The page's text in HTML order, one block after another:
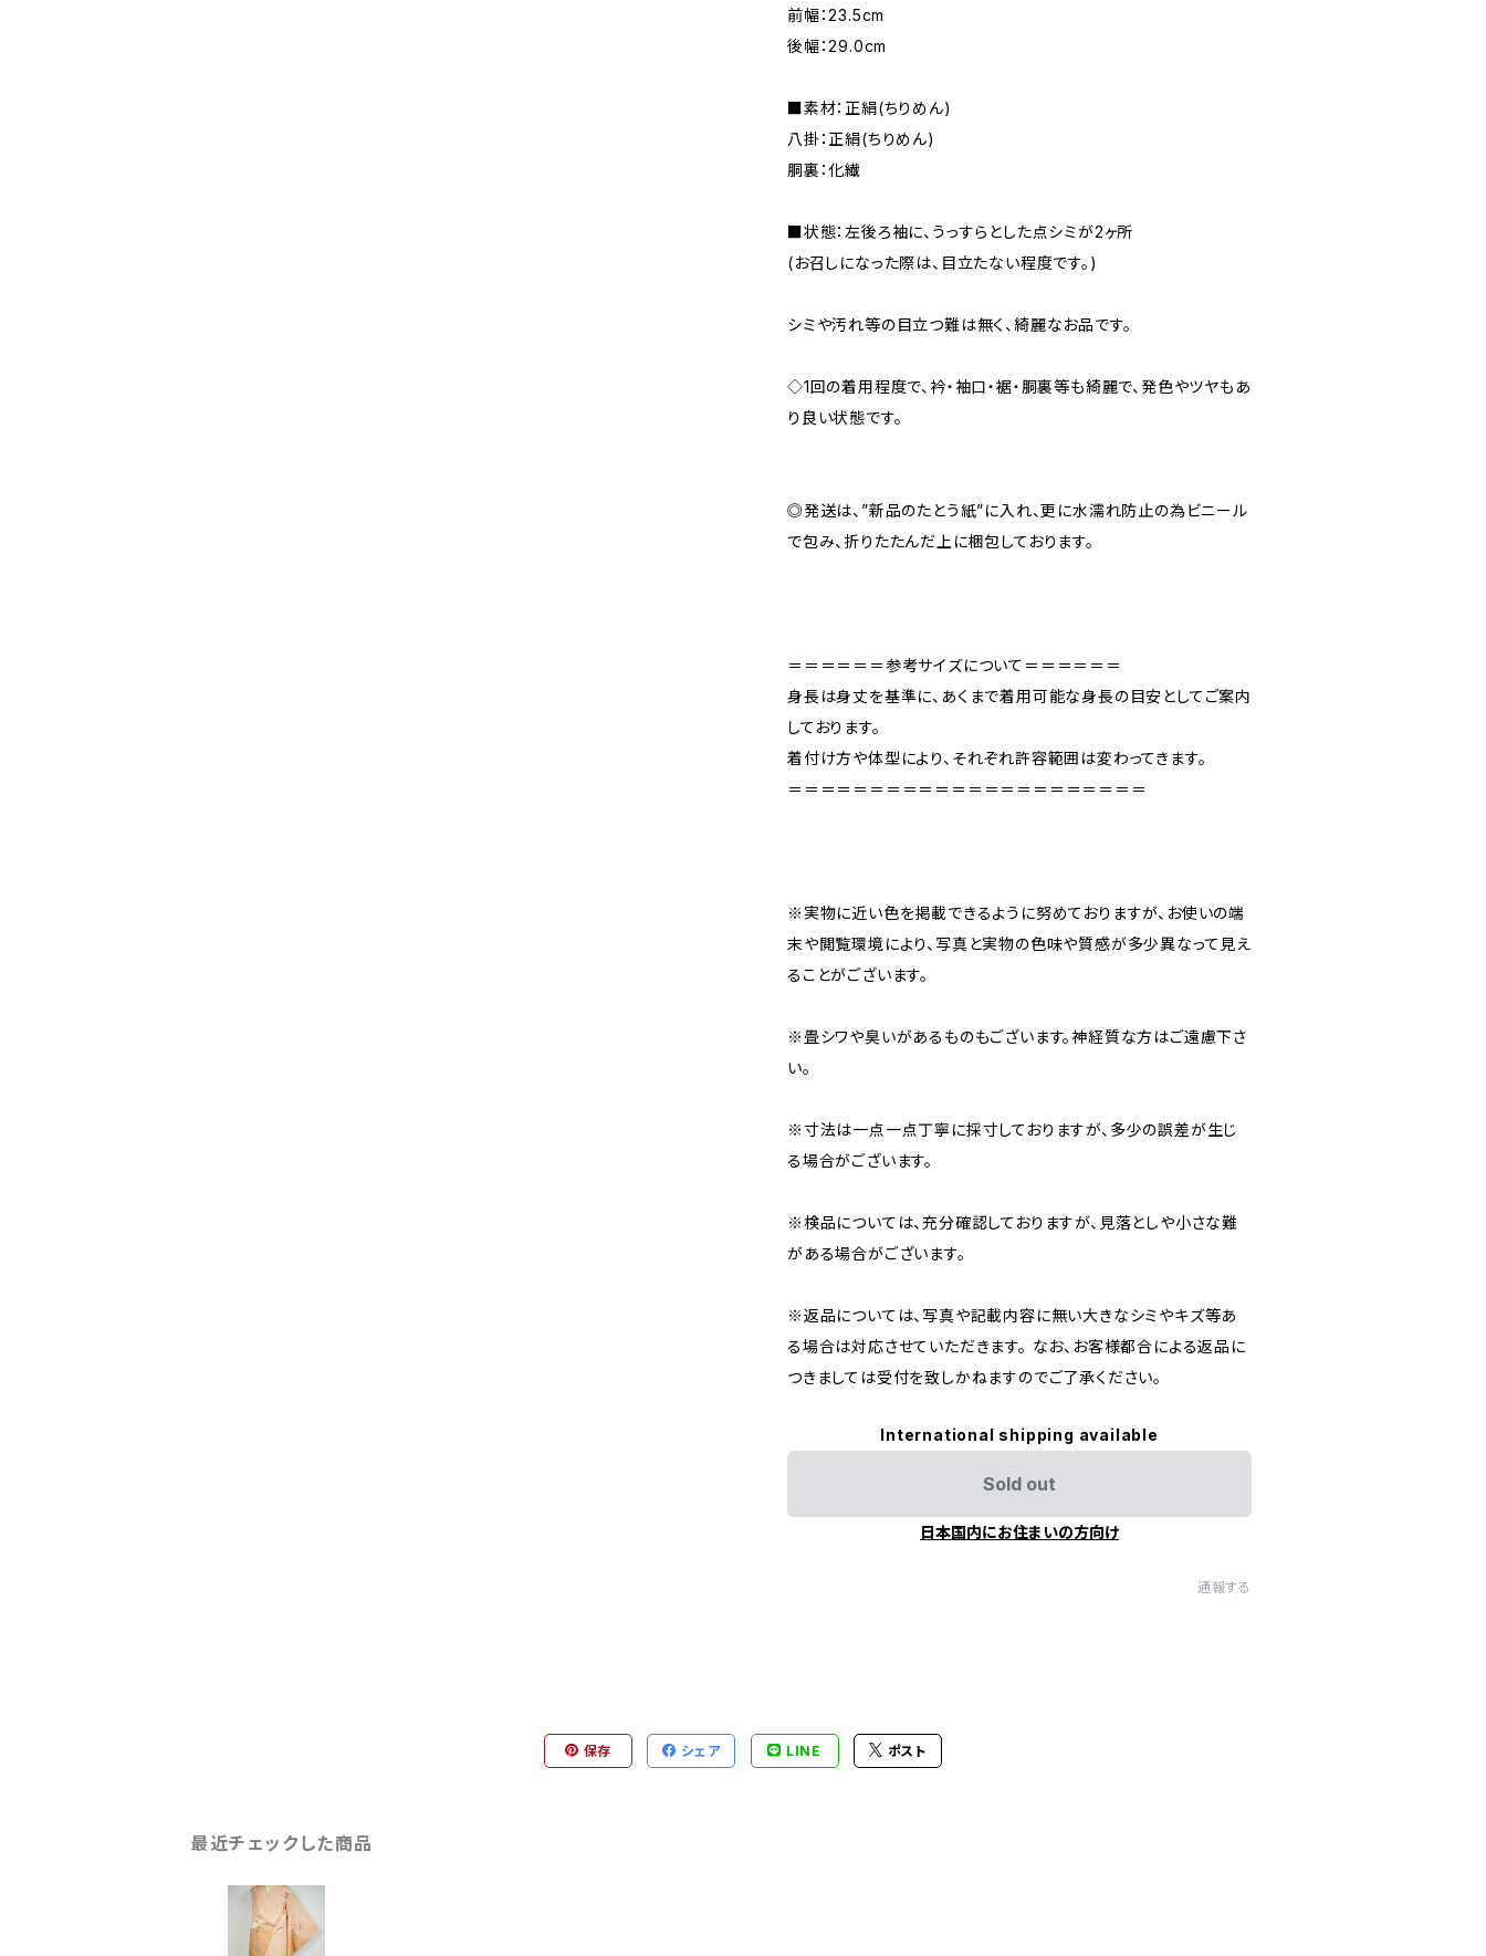
前幅：23.5cm
後幅：29.0cm
■素材：正絹(ちりめん)
八掛：正絹(ちりめん)
胴裏：化繊
■状態：左後ろ袖に、うっすらとした点シミが2ヶ所
(お召しになった際は、目立たない程度です。)
シミや汚れ等の目立つ難は無く、綺麗なお品です。
◇1回の着用程度で、衿・袖口・裾・胴裏等も綺麗で、発色やツヤもあ
り良い状態です。
◎発送は、”新品のたとう紙”に入れ、更に水濡れ防止の為ビニール
で包み、折りたたんだ上に梱包しております。
＝＝＝＝＝＝参考サイズについて＝＝＝＝＝＝
身長は身丈を基準に、あくまで着用可能な身長の目安としてご案内
しております。
着付け方や体型により、それぞれ許容範囲は変わってきます。
＝＝＝＝＝＝＝＝＝＝＝＝＝＝＝＝＝＝＝＝＝＝
※実物に近い色を掲載できるように努めておりますが、お使いの端
末や閲覧環境により、写真と実物の色味や質感が多少異なって見え
ることがございます。
※畳シワや臭いがあるものもございます。神経質な方はご遠慮下さ
い。
※寸法は一点一点丁寧に採寸しておりますが、多少の誤差が生じ
る場合がございます。
※検品については、充分確認しておりますが、見落としや小さな難
がある場合がございます。
※返品については、写真や記載内容に無い大きなシミやキズ等あ
る場合は対応させていただきます。 なお、お客様都合による返品に
つきましては受付を致しかねますのでご了承ください。
International shipping available
Sold out
日本国内にお住まいの方向け
通報する
保存 シェア LINE ポスト
最近チェックした商品